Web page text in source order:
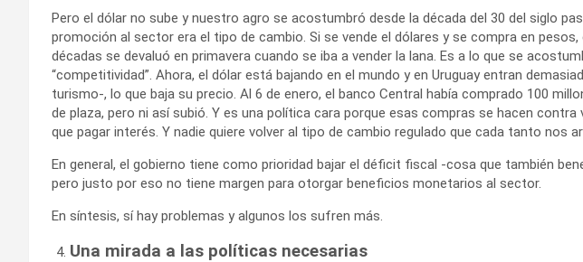
Pero el dólar no sube y nuestro agro se acostumbró desde la década del 30 del siglo
promoción al sector era el tipo de cambio. Si se vende el dólares y se compra en pesos,
décadas se devaluó en primavera cuando se iba a vender la lana. Es a lo que se
“competitividad”. Ahora, el dólar está bajando en el mundo y en Uruguay entran
turismo-, lo que baja su precio. Al 6 de enero, el banco Central había comprado 100
de plaza, pero ni así subió. Y es una política cara porque esas compras se hacen
que pagar interés. Y nadie quiere volver al tipo de cambio regulado que cada tanto nos
En general, el gobierno tiene como prioridad bajar el déficit fiscal -cosa que también
pero justo por eso no tiene margen para otorgar beneficios monetarios al sector.
En síntesis, sí hay problemas y algunos los sufren más.
Una mirada a las políticas necesarias